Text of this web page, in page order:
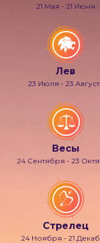
21 Мая - 21 Июня
Лев
23 Июля - 23
Весы
24 Сентября - 23
Стрелец
24 Ноября - 21